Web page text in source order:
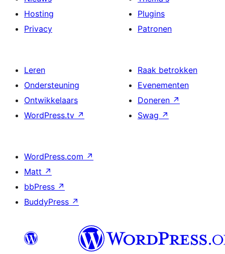
Hosting
Privacy
Plugins
Patronen
Leren
Ondersteuning
Ontwikkelaars
WordPress.tv ↗
Raak betrokken
Evenementen
Doneren ↗
Swag ↗
WordPress.com ↗
Matt ↗
bbPress ↗
BuddyPress ↗